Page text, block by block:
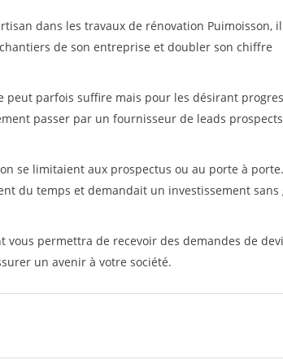
dans les travaux de rénovation Puimoisson,
de son entreprise et doubler son chiffre
peut parfois suffire mais pour les désirant
passer par un fournisseur de leads
se limitaient aux prospectus ou au porte à
du temps et demandait un investissement sans
vous permettra de recevoir des demandes de
un avenir à votre société.